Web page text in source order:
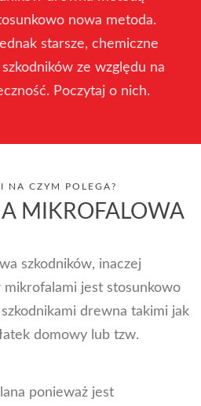
nowa metoda.
starsze, chemiczne
ze względu na
Poczytaj o nich.
NA CZYM POLEGA?
MIKROFALOWA
szkodników, inaczej
mikrofalami jest stosunkowo
drewna takimi jak
domowy lub tzw.
ponieważ jest